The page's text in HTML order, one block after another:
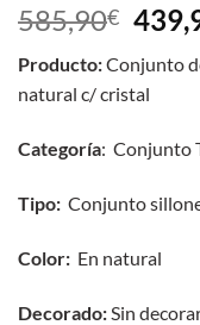
585,90€ El
precio
era:
Producto:Conjunto
natural c/ cristal
Categoría: Conjunto
Tipo: Conjunto
Color: En natural
Decorado: Sin